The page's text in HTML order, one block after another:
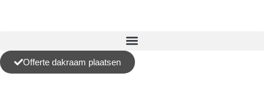
Offerte dakraam plaatsen